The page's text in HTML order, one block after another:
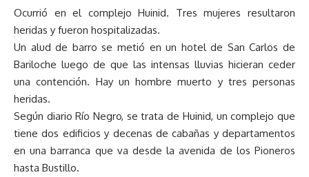
Ocurrió en el complejo Huinid. Tres mujeres resultaron
heridas y fueron hospitalizadas.
Un alud de barro se metió en un hotel de San Carlos de
Bariloche luego de que las intensas lluvias hicieran ceder
una contención. Hay un hombre muerto y tres personas
heridas.
Según diario Río Negro, se trata de Huinid, un complejo que
tiene dos edificios y decenas de cabañas y departamentos
en una barranca que va desde la avenida de los Pioneros
hasta Bustillo.